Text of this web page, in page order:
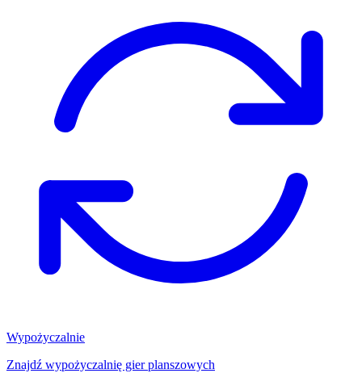
Wypożyczalnie
Znajdź wypożyczalnię gier planszowych